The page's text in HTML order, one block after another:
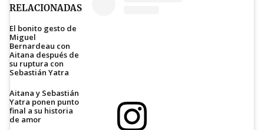
RELACIONADAS
El bonito gesto de
Miguel
Bernardeau con
Aitana después de
su ruptura con
Sebastián Yatra
Aitana y Sebastián
Yatra ponen punto
final a su historia
de amor